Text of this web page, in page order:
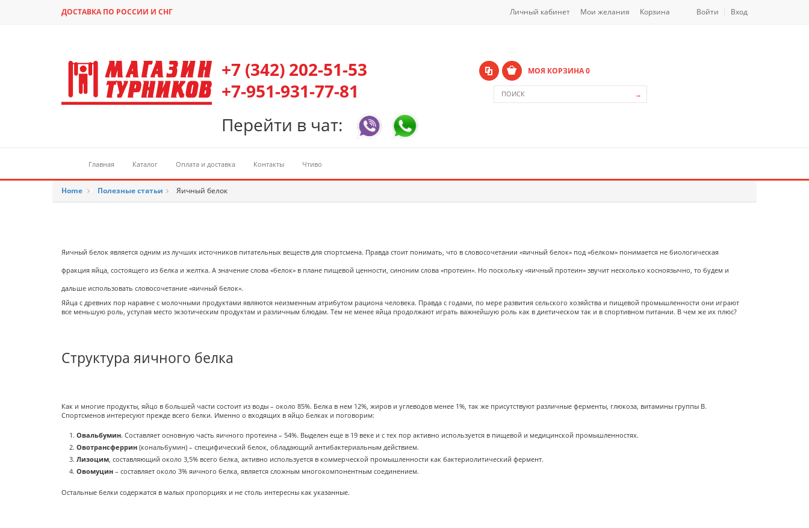
Личный кабинет Мои желания Корзина Войти Вход
ДОСТАВКА ПО РОССИИ И СНГ
+7 (342) 202-51-53
+7-951-931-77-81
Перейти в чат:
МОЯ КОРЗИНА0
→
Главная Каталог Оплата и доставка Контакты Чтиво
Home Полезные статьи Яичный белок
Яичный белок является одним из лучших источников питательных веществ для спортсмена. Правда стоит понимать, что в словосочетании «яичный белок» под «белком» понимается не биологическая
фракция яйца, состоящего из белка и желтка. А значение слова «белок» в плане пищевой ценности, синоним слова «протеин». Но поскольку «яичный протеин» звучит несколько косноязычно, то будем и
дальше использовать словосочетание «яичный белок».
Яйца с древних пор наравне с молочными продуктами являются неизменным атрибутом рациона человека. Правда с годами, по мере развития сельского хозяйства и пищевой промышленности они играют
все меньшую роль, уступая место экзотическим продуктам и различным блюдам. Тем не менее яйца продолжают играть важнейшую роль как в диетическом так и в спортивном питании. В чем же их плюс?
Структура яичного белка
Как и многие продукты, яйцо в большей части состоит из воды – около 85%. Белка в нем 12%, жиров и углеводов менее 1%, так же присутствуют различные ферменты, глюкоза, витамины группы В.
Спортсменов интересуют прежде всего белки. Именно о входящих в яйцо белках и поговорим:
Овальбумин. Составляет основную часть яичного протеина – 54%. Выделен еще в 19 веке и с тех пор активно используется в пищевой и медицинской промышленностях.
Овотрансферрин (кональбумин) – специфический белок, обладающий антибактериальным действием.
Лизоцим , составляющий около 3,5% всего белка, активно используется в коммерческой промышленности как бактериолитический фермент.
Овомуцин – составляет около 3% яичного белка, является сложным многокомпонентным соединением.
Остальные белки содержатся в малых пропорциях и не столь интересны как указанные.